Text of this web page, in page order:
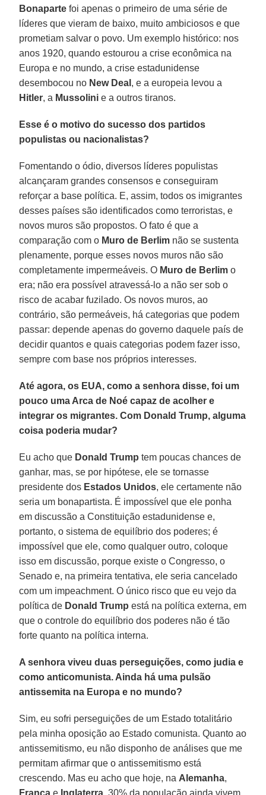
Bonaparte foi apenas o primeiro de uma série de
líderes que vieram de baixo, muito ambiciosos e que
prometiam salvar o povo. Um exemplo histórico: nos
anos 1920, quando estourou a crise econômica na
Europa e no mundo, a crise estadunidense
desembocou no New Deal , e a europeia levou a
Hitler, a Mussolini e a outros tiranos.
Esse é o motivo do sucesso dos partidos
populistas ou nacionalistas?
Fomentando o ódio, diversos líderes populistas
alcançaram grandes consensos e conseguiram
reforçar a base política. E, assim, todos os imigrantes
desses países são identificados como terroristas, e
novos muros são propostos. O fato é que a
comparação com o Muro de Berlim não se sustenta
plenamente, porque esses novos muros não são
completamente impermeáveis. O Muro de Berlim o
era; não era possível atravessá-lo a não ser sob o
risco de acabar fuzilado. Os novos muros, ao
contrário, são permeáveis, há categorias que podem
passar: depende apenas do governo daquele país de
decidir quantos e quais categorias podem fazer isso,
sempre com base nos próprios interesses.
Até agora, os EUA, como a senhora disse, foi um
pouco uma Arca de Noé capaz de acolher e
integrar os migrantes. Com Donald Trump, alguma
coisa poderia mudar?
Eu acho que Donald Trump tem poucas chances de
ganhar, mas, se por hipótese, ele se tornasse
presidente dos Estados Unidos, ele certamente não
seria um bonapartista. É impossível que ele ponha
em discussão a Constituição estadunidense e,
portanto, o sistema de equilíbrio dos poderes; é
impossível que ele, como qualquer outro, coloque
isso em discussão, porque existe o Congresso, o
Senado e, na primeira tentativa, ele seria cancelado
com um impeachment. O único risco que eu vejo da
política de Donald Trump está na política externa, em
que o controle do equilíbrio dos poderes não é tão
forte quanto na política interna.
A senhora viveu duas perseguições, como judia e
como anticomunista. Ainda há uma pulsão
antissemita na Europa e no mundo?
Sim, eu sofri perseguições de um Estado totalitário
pela minha oposição ao Estado comunista. Quanto ao
antissemitismo, eu não disponho de análises que me
permitam afirmar que o antissemitismo está
crescendo. Mas eu acho que hoje, na Alemanha,
França e Inglaterra , 30% da população ainda vivem